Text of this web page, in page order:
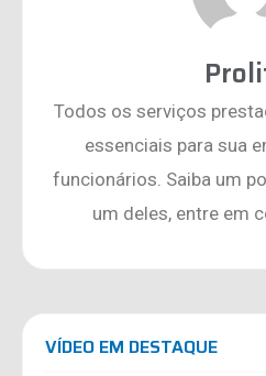
Todos os serviços
essenciais para sua
funcionários. Saiba um
um deles, entre em
VÍDEO EM DESTAQUE